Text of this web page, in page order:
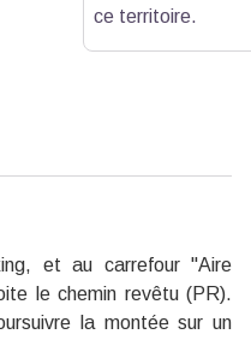
ce territoire.
et au carrefour ''Aire
le chemin revêtu (PR).
la montée sur un